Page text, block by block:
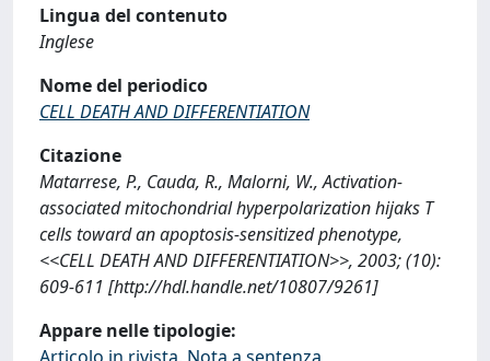
Lingua del contenuto
Inglese
Nome del periodico
CELL DEATH AND DIFFERENTIATION
Citazione
Matarrese, P., Cauda, R., Malorni, W., Activation-
associated mitochondrial hyperpolarization hijaks T
cells toward an apoptosis-sensitized phenotype,
<<CELL DEATH AND DIFFERENTIATION>>, 2003; (10):
609-611 [http://hdl.handle.net/10807/9261]
Appare nelle tipologie: